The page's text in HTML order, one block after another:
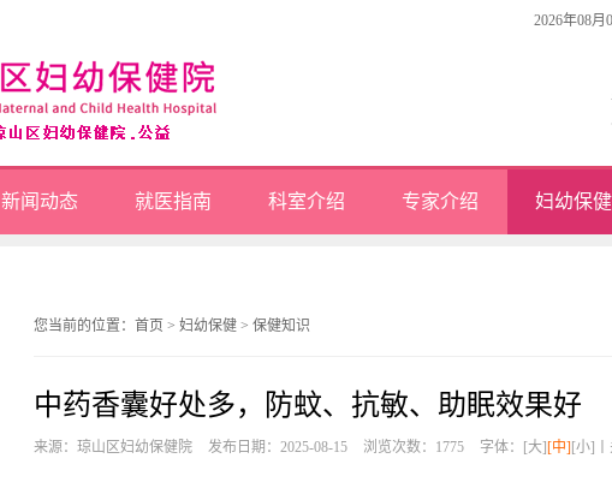
2026年08
新闻动态 就医指南 科室介绍 专家介绍 妇幼保健
您当前的位置： 首页 > 妇幼保健 > 保健知识
中药香囊好处多，防蚊、抗敏、助眠效果好
来源：琼山区妇幼保健院 发布日期：2025-08-15 浏览次数： 1775 字体： [大] [中] [小]